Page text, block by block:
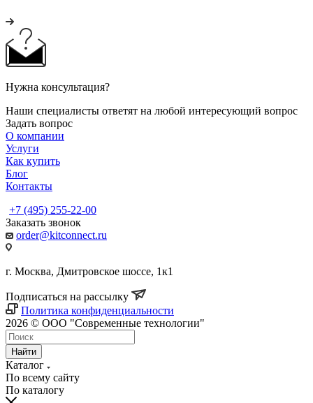
Нужна консультация?
Наши специалисты ответят на любой интересующий вопрос
Задать вопрос
О компании
Услуги
Как купить
Блог
Контакты
+7 (495) 255-22-00
Заказать звонок
order@kitconnect.ru
г. Москва, Дмитровское шоссе, 1к1
Подписаться на рассылку
Политика конфиденциальности
2026 © ООО "Современные технологии"
Найти
Каталог
По всему сайту
По каталогу